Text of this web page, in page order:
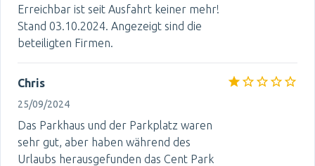
Erreichbar ist seit Ausfahrt keiner mehr!
Stand 03.10.2024. Angezeigt sind die
beteiligten Firmen.
Chris
25/09/2024
Das Parkhaus und der Parkplatz waren
sehr gut, aber haben während des
Urlaubs herausgefunden das Cent Park